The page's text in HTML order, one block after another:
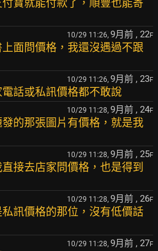
付寶就能付款了，順豐也能寄
10/29 11:26, 9月前 , 22F
面問價格，我還沒遇過不跟
10/29 11:26, 9月前 , 23F
話或私訊價格都不敢說
10/29 11:28, 9月前 , 24F
的那張圖片有價格，就是我
10/29 11:28, 9月前 , 25F
接去店家問價格，也是得到
10/29 11:28, 9月前 , 26F
訊價格的那位，沒有低價話
10/29 11:28, 9月前 , 27F